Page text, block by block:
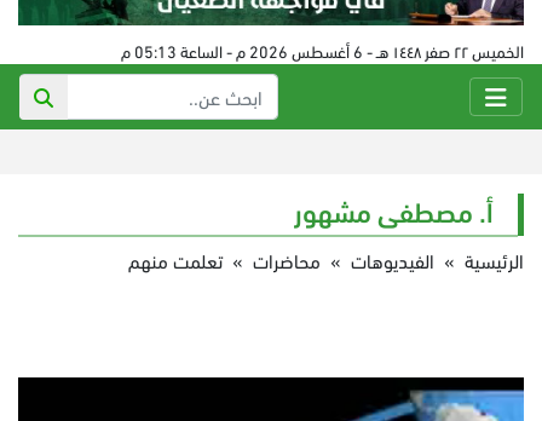
الخميس ٢٢ صفر ١٤٤٨ هـ - 6 أغسطس 2026 م - الساعة 05:13 م
أ. مصطفى مشهور
الرئيسية » الفيديوهات » محاضرات » تعلمت منهم